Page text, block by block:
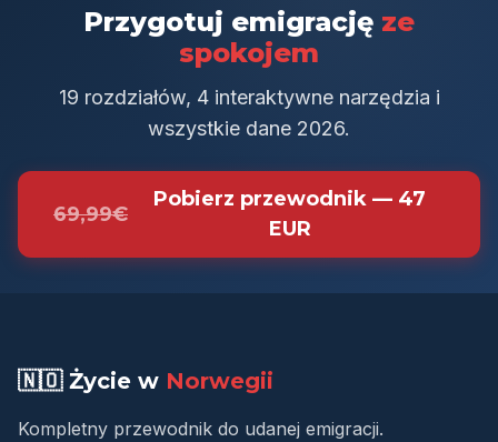
Przygotuj emigrację ze
spokojem
19 rozdziałów, 4 interaktywne narzędzia i
wszystkie dane 2026.
69,99€
Pobierz przewodnik — 47
EUR
🇳🇴 Życie w Norwegii
Kompletny przewodnik do udanej emigracji.